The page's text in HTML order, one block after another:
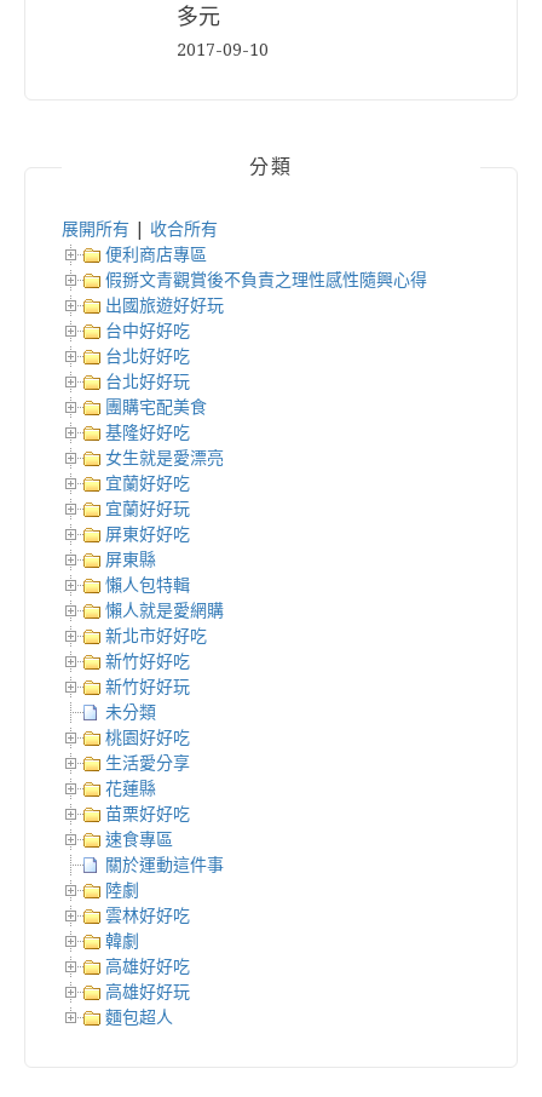
多元
2017-09-10
分類
展開所有
收合所有
便利商店專區
假掰文青觀賞後不負責之理性感性隨興心得
出國旅遊好好玩
台中好好吃
台北好好吃
台北好好玩
團購宅配美食
基隆好好吃
女生就是愛漂亮
宜蘭好好吃
宜蘭好好玩
屏東好好吃
屏東縣
懶人包特輯
懶人就是愛網購
新北市好好吃
新竹好好吃
新竹好好玩
未分類
桃園好好吃
生活愛分享
花蓮縣
苗栗好好吃
速食專區
關於運動這件事
陸劇
雲林好好吃
韓劇
高雄好好吃
高雄好好玩
麵包超人